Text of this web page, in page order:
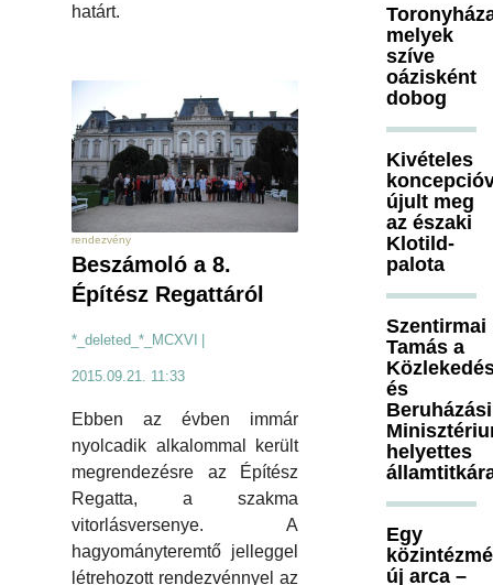
határt.
rendezvény
Beszámoló a 8.
Építész Regattáról
*_deleted_*_MCXVI |
2015.09.21. 11:33
Ebben az évben immár
nyolcadik alkalommal került
megrendezésre az Építész
Regatta, a szakma
vitorlásversenye. A
hagyományteremtő jelleggel
létrehozott rendezvénnyel az
melyek
szíve
oázisként
dobog
Kivételes
újult meg
az északi
Klotild-
palota
Szentirmai
Tamás a
és
Beruházási
helyettes
Egy
új arca –